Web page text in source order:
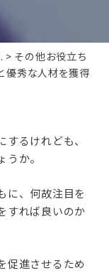
その他お役立ち
優秀な人材を獲得
するけれども、
か。
に、何故注目を
すれば良いのか
促進させるため